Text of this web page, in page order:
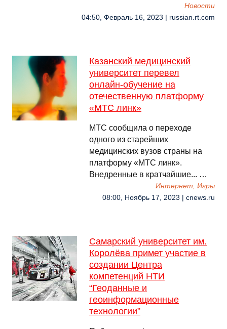
Новости
04:50, Февраль 16, 2023 | russian.rt.com
Казанский медицинский
университет перевел
онлайн-обучение на
отечественную платформу
«МТС линк»
МТС сообщила о переходе
одного из старейших
медицинских вузов страны на
платформу «МТС линк».
Внедренные в кратчайшие... …
Интернет, Игры
08:00, Ноябрь 17, 2023 | cnews.ru
Самарский университет им.
Королёва примет участие в
создании Центра
компетенций НТИ
“Геоданные и
геоинформационные
технологии”